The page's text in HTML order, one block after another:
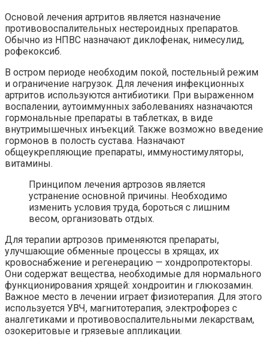
Основой лечения артритов является назначение
противовоспалительных нестероидных препаратов.
Обычно из НПВС назначают диклофенак, нимесулид,
рофекоксиб.
В остром периоде необходим покой, постельный режим
и ограничение нагрузок. Для лечения инфекционных
артритов используются антибиотики. При выраженном
воспалении, аутоиммунных заболеваниях назначаются
гормональные препараты в таблетках, в виде
внутримышечных инъекций. Также возможно введение
гормонов в полость сустава. Назначают
общеукрепляющие препараты, иммуностимуляторы,
витамины.
Принципом лечения артрозов является
устранение основной причины. Необходимо
изменить условия труда, бороться с лишним
весом, организовать отдых.
Для терапии артрозов применяются препараты,
улучшающие обменные процессы в хрящах, их
кровоснабжение и регенерацию — хондропротекторы.
Они содержат вещества, необходимые для нормального
функционирования хрящей: хондроитин и глюкозамин.
Важное место в лечении играет физиотерапия. Для этого
используется УВЧ, магнитотерапия, электрофорез с
аналгетиками и противовоспалительными лекарствам,
озокеритовые и грязевые аппликации.